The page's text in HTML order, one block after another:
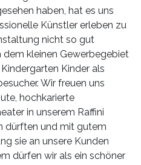
haben, hat es uns
Künstler erleben zu
nicht so gut
dem kleinen Gewerbegebiet
Kinder als
Wir freuen uns
hochkarierte
in unserem Raffini
dürften und mit gutem
sie an unsere Kunden
dürfen wir als ein schöner